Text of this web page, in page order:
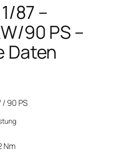
87 –
90 PS –
Daten
/ 90 PS
Nm